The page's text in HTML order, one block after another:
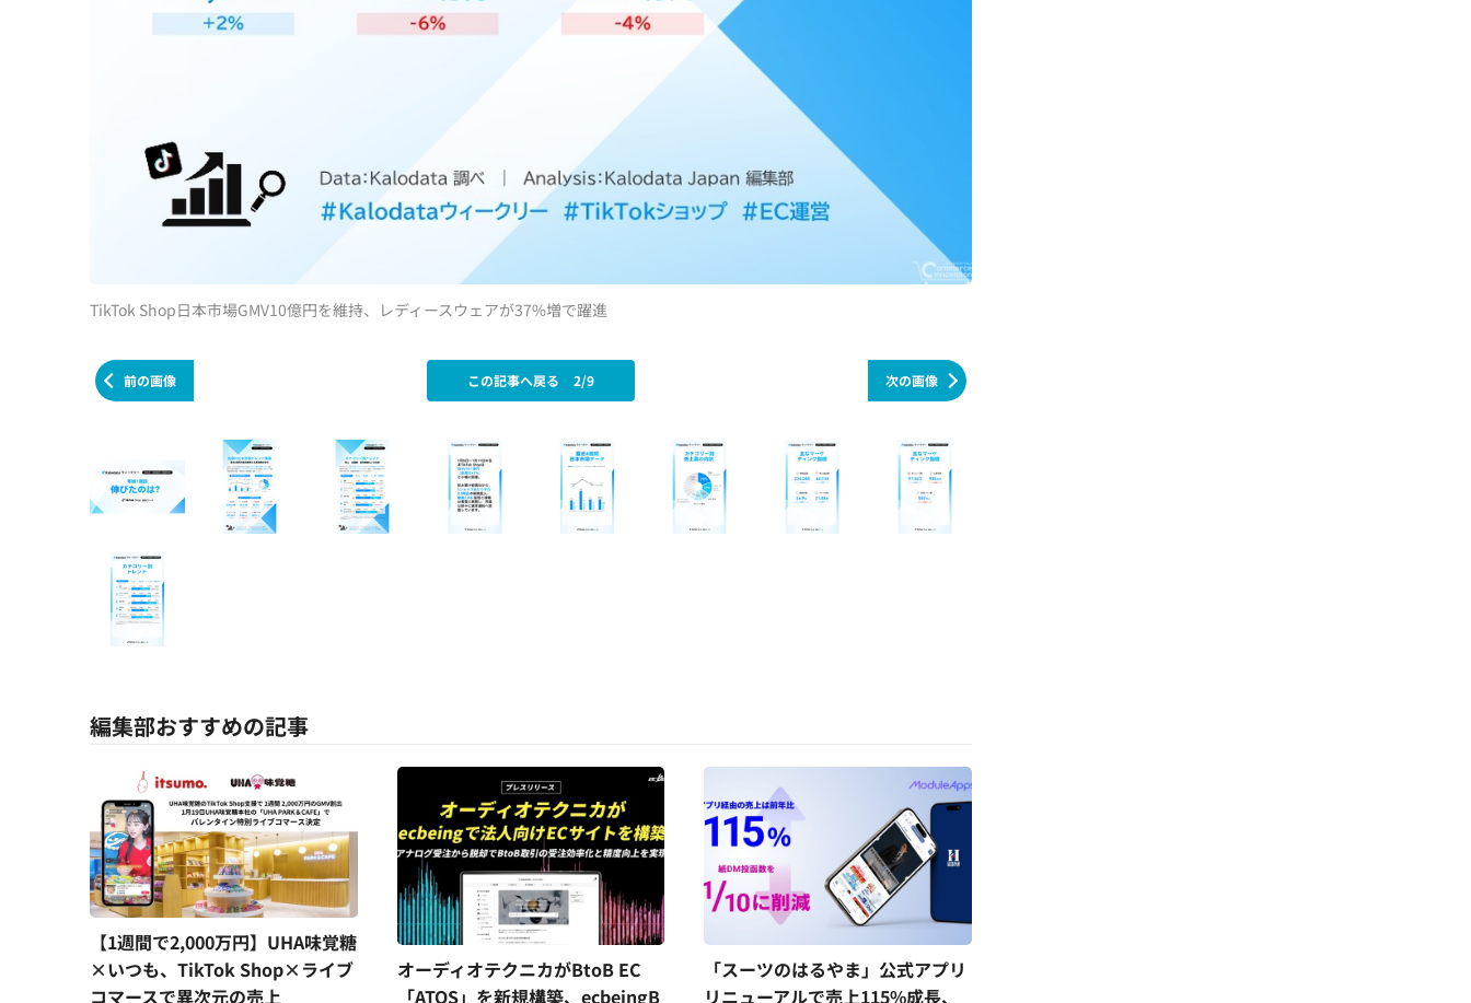
TikTok Shop日本市場GMV10億円を維持、レディースウェアが37%増で躍進
前の画像 次の画像
この記事へ戻る 2/9
編集部おすすめの記事
【1週間で2,000万円】UHA味覚糖
×いつも、TikTok Shop×ライブ
コマースで異次元の売上
オーディオテクニカがBtoB EC
「ATOS」を新規構築、ecbeingB
「スーツのはるやま」公式アプリ
リニューアルで売上115%成長、